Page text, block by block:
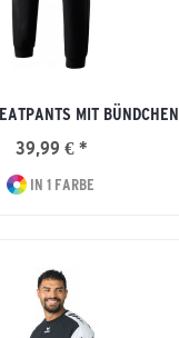
MIT BÜNDCHEN
39,99 € *
IN 1 FARBE